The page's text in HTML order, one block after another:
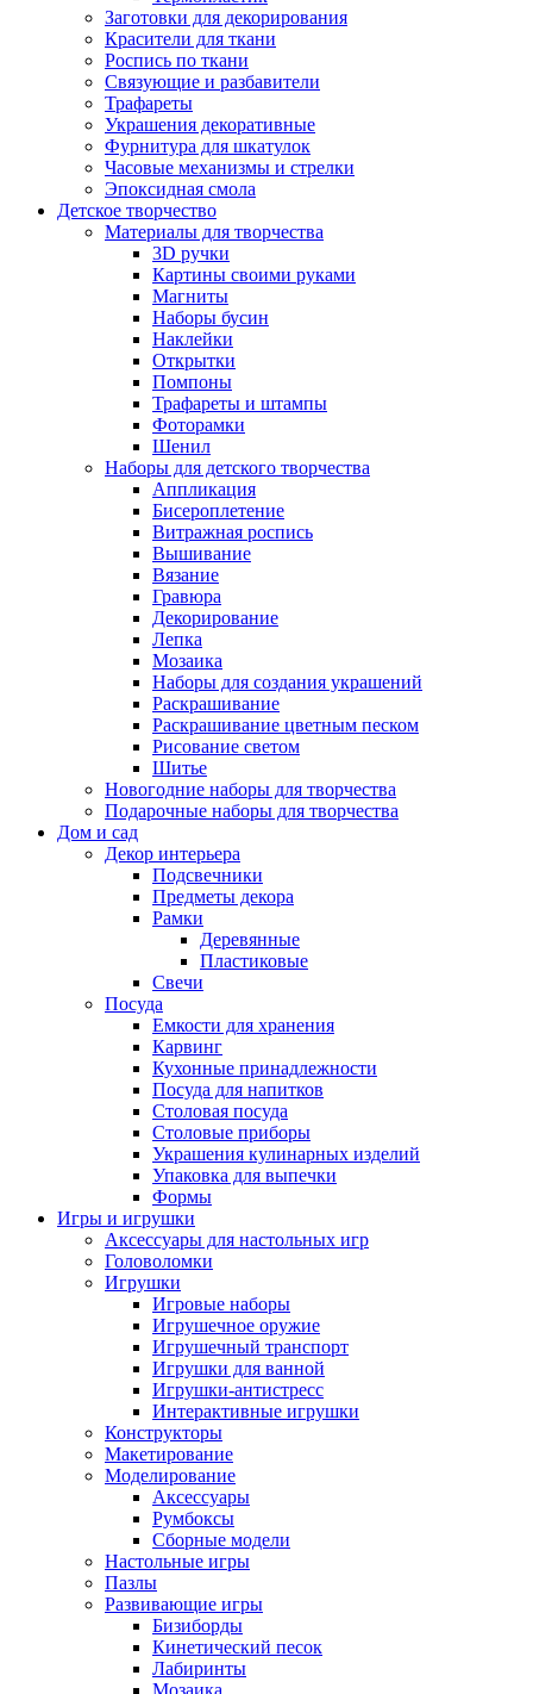
Заготовки для декорирования
Красители для ткани
Роспись по ткани
Связующие и разбавители
Трафареты
Украшения декоративные
Фурнитура для шкатулок
Часовые механизмы и стрелки
Эпоксидная смола
Детское творчество
Материалы для творчества
3D ручки
Картины своими руками
Магниты
Наборы бусин
Наклейки
Открытки
Помпоны
Трафареты и штампы
Фоторамки
Шенил
Наборы для детского творчества
Аппликация
Бисероплетение
Витражная роспись
Вышивание
Вязание
Гравюра
Декорирование
Лепка
Мозаика
Наборы для создания украшений
Раскрашивание
Раскрашивание цветным песком
Рисование светом
Шитье
Новогодние наборы для творчества
Подарочные наборы для творчества
Дом и сад
Декор интерьера
Подсвечники
Предметы декора
Рамки
Деревянные
Пластиковые
Свечи
Посуда
Емкости для хранения
Карвинг
Кухонные принадлежности
Посуда для напитков
Столовая посуда
Столовые приборы
Украшения кулинарных изделий
Упаковка для выпечки
Формы
Игры и игрушки
Аксессуары для настольных игр
Головоломки
Игрушки
Игровые наборы
Игрушечное оружие
Игрушечный транспорт
Игрушки для ванной
Игрушки-антистресс
Интерактивные игрушки
Конструкторы
Макетирование
Моделирование
Аксессуары
Румбоксы
Сборные модели
Настольные игры
Пазлы
Развивающие игры
Бизиборды
Кинетический песок
Лабиринты
Мозаика